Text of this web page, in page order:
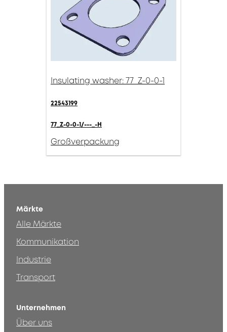
Insulating washer: 77_Z-0-0-1
22543199
77_Z-0-0-1/---_-H
Großverpackung
Märkte
Alle Märkte
Kommunikation
Industrie
Transport
Unternehmen
Über uns